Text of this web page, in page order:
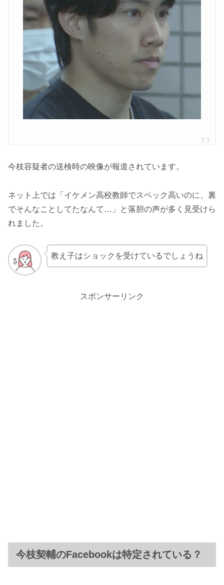
今枝容疑者の送検時の映像が報道されています。
ネット上では「イケメン高校教師でスペック高いのに、裏
でそんなことしてたなんて…」と落胆の声が多く見受けら
れました。
教え子はショックを受けているでしょうね
スポンサーリンク
今枝契輔のFacebookは特定されている？